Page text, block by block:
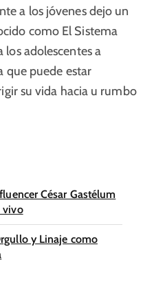
a los jóvenes dejo un
como El Sistema
adolescentes a
que puede estar
su vida hacia u rumbo
César Gastélum
vivo
y Linaje como